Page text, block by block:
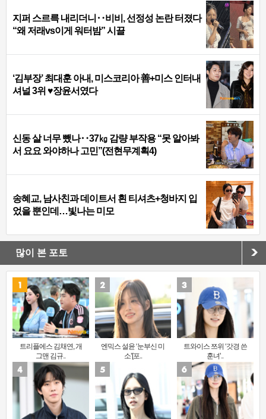
지퍼 스르륵 내리더니‥비비, 선정성 논란 터졌다
“왜 저래vs이게 워터밤” 시끌
‘김부장’ 최대훈 아내, 미스코리아 善+미스 인터내
셔널 3위 ♥장윤서였다
신동 살 너무 뺐나‥37㎏ 감량 부작용 “못 알아봐
서 요요 와야하나 고민”(전현무계획4)
송혜교, 남사친과 데이트서 흰 티셔츠+청바지 입
었을 뿐인데…빛나는 미모
많이 본 포토
트리플에스 김채연, 개
그맨 김규..
엔믹스 설윤 ‘눈부신 미
소’[포..
트와이스 쯔위 ‘갓경 쓴
훈녀’..